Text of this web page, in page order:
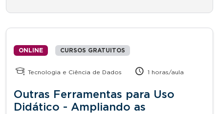
ONLINE CURSOS GRATUITOS
Tecnologia e Ciência de Dados 1 horas/aula
Outras Ferramentas para Uso
Didático - Ampliando as